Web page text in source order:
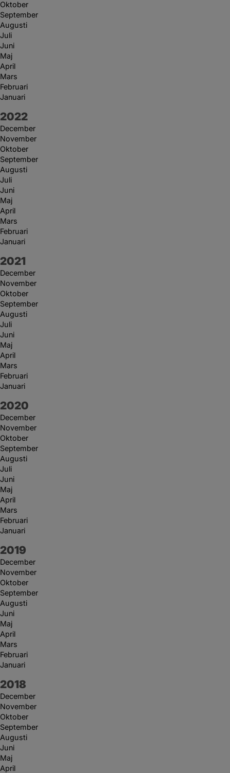
Oktober
September
Augusti
Juli
Juni
Maj
April
Mars
Februari
Januari
År:
2022
December
November
Oktober
September
Augusti
Juli
Juni
Maj
April
Mars
Februari
Januari
År:
2021
December
November
Oktober
September
Augusti
Juli
Juni
Maj
April
Mars
Februari
Januari
År:
2020
December
November
Oktober
September
Augusti
Juli
Juni
Maj
April
Mars
Februari
Januari
År:
2019
December
November
Oktober
September
Augusti
Juni
Maj
April
Mars
Februari
Januari
År:
2018
December
November
Oktober
September
Augusti
Juni
Maj
April